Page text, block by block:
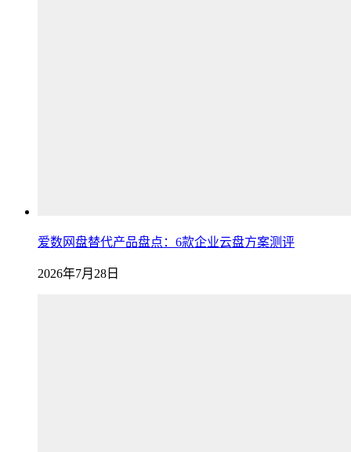
爱数网盘替代产品盘点：6款企业云盘方案测评
2026年7月28日